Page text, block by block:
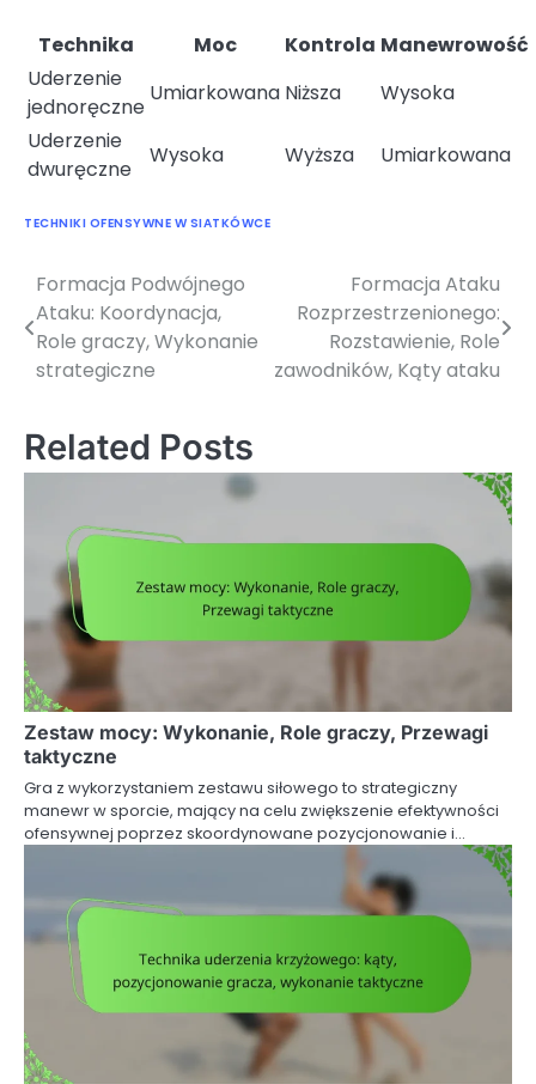
Technika Moc Kontrola Manewrowość
Uderzenie
jednoręczne
Umiarkowana Niższa
Wysoka
Uderzenie
dwuręczne
Wysoka Wyższa Umiarkowana
TECHNIKI OFENSYWNE W SIATKÓWCE
Post
navigation
Formacja Podwójnego
Ataku: Koordynacja,
Role graczy, Wykonanie
strategiczne
Formacja Ataku
Rozprzestrzenionego:
Rozstawienie, Role
zawodników, Kąty ataku
Related Posts
Zestaw mocy: Wykonanie, Role graczy, Przewagi
taktyczne
Gra z wykorzystaniem zestawu siłowego to strategiczny
manewr w sporcie, mający na celu zwiększenie efektywności
ofensywnej poprzez skoordynowane pozycjonowanie i…